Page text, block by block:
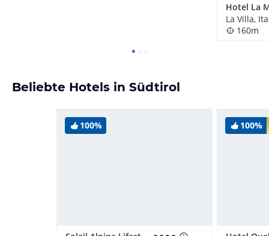
Hotel La
La Villa,
160m
Beliebte Hotels in Südtirol
100% 100%